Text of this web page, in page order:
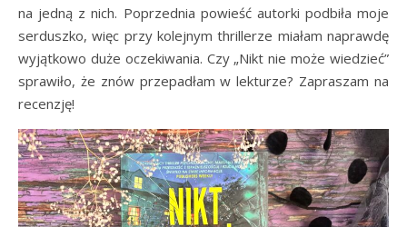
na jedną z nich. Poprzednia powieść autorki podbiła moje
serduszko, więc przy kolejnym thrillerze miałam naprawdę
wyjątkowo duże oczekiwania. Czy „Nikt nie może wiedzieć”
sprawiło, że znów przepadłam w lekturze? Zapraszam na
recenzję!